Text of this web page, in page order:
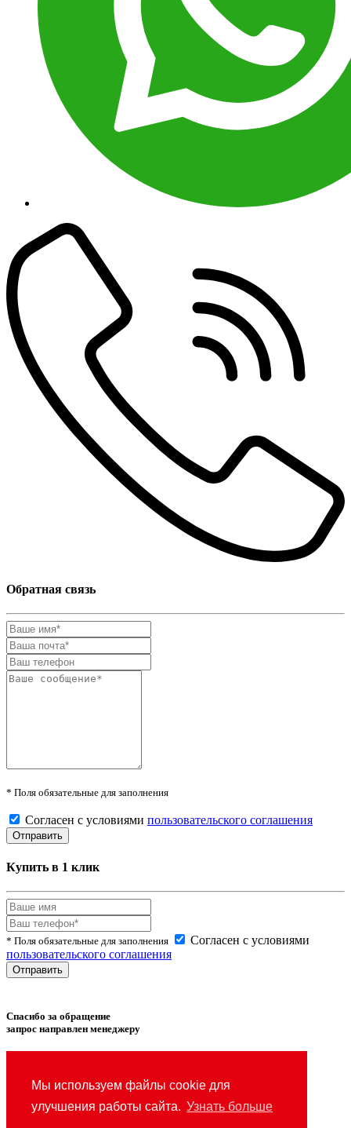
Мы используем файлы cookie для
улучшения работы сайта. Узнать больше
Обратная связь
* Поля обязательные для заполнения
Согласен с условиями пользовательского соглашения
Купить в 1 клик
* Поля обязательные для заполнения
Согласен с условиями
пользовательского соглашения
Спасибо за обращение
запрос направлен менеджеру
Товар успешноудалениз сравнения.